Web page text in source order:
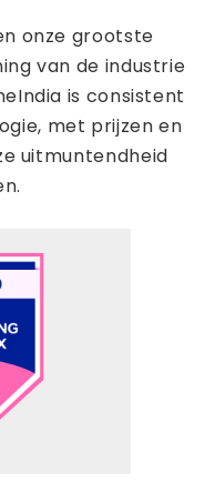
onze grootste
van de industrie
is consistent
met prijzen en
uitmuntendheid